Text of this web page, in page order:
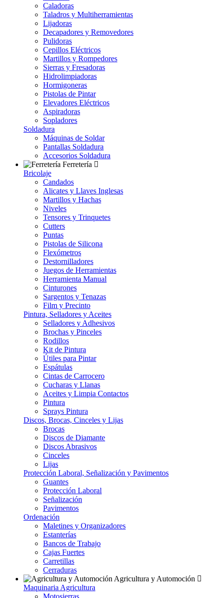
Caladoras
Taladros y Multiherramientas
Lijadoras
Decapadores y Removedores
Pulidoras
Cepillos Eléctricos
Martillos y Rompedores
Sierras y Fresadoras
Hidrolimpiadoras
Hormigoneras
Pistolas de Pintar
Elevadores Eléctricos
Aspiradoras
Sopladores
Soldadura
Máquinas de Soldar
Pantallas Soldadura
Accesorios Soldadura
Ferretería
Bricolaje
Candados
Alicates y Llaves Inglesas
Martillos y Hachas
Niveles
Tensores y Trinquetes
Cutters
Puntas
Pistolas de Silicona
Flexómetros
Destornilladores
Juegos de Herramientas
Herramienta Manual
Cinturones
Sargentos y Tenazas
Film y Precinto
Pintura, Selladores y Aceites
Selladores y Adhesivos
Brochas y Pinceles
Rodillos
Kit de Pintura
Útiles para Pintar
Espátulas
Cintas de Carrocero
Cucharas y Llanas
Aceites y Limpia Contactos
Pintura
Sprays Pintura
Discos, Brocas, Cinceles y Lijas
Brocas
Discos de Diamante
Discos Abrasivos
Cinceles
Lijas
Protección Laboral, Señalización y Pavimentos
Guantes
Protección Laboral
Señalización
Pavimentos
Ordenación
Maletines y Organizadores
Estanterías
Bancos de Trabajo
Cajas Fuertes
Carretillas
Cerraduras
Agricultura y Automoción
Maquinaria Agricultura
Motosierras